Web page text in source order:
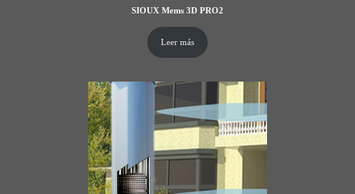
SIOUX Mems 3D PRO2
Leer más